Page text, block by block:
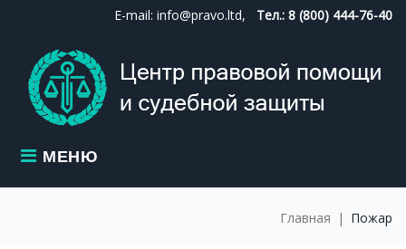
content
E-mail: info@pravo.ltd, Тел.: 8 (800) 444-76-40
МЕНЮ
Главная | Пожар